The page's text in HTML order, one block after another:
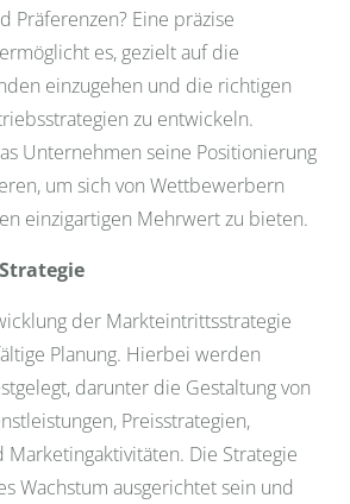
Präferenzen? Eine präzise
es, gezielt auf die
einzugehen und die richtigen
zu entwickeln.
Unternehmen seine Positionierung
um sich von Wettbewerbern
einzigartigen Mehrwert zu bieten.
der Markteintrittsstrategie
Planung. Hierbei werden
darunter die Gestaltung von
Preisstrategien,
Die Strategie
Wachstum ausgerichtet sein und